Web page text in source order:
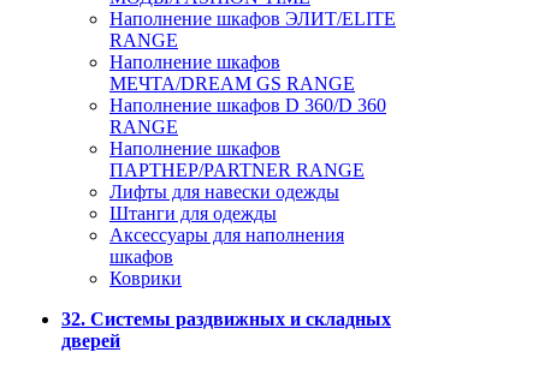
Наполнение шкафов ЭЛИТ/ELITE
RANGE
Наполнение шкафов
МЕЧТА/DREAM GS RANGE
Наполнение шкафов D 360/D 360
RANGE
Наполнение шкафов
ПАРТНЕР/PARTNER RANGE
Лифты для навески одежды
Штанги для одежды
Аксессуары для наполнения
шкафов
Коврики
32. Системы раздвижных и складных
дверей